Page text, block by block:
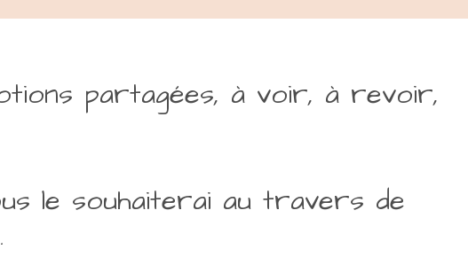
partagées, à voir, à revoir,
le souhaiterai au travers de